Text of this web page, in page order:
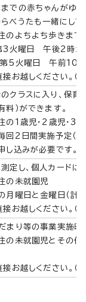
での赤ちゃんがゆ
べうたも一緒にして
のよちよち歩きま
第3火曜日 午
曜日 午前10時30
接お越しください。（
クラスに入り、保育
料）ができます。
の1歳児・2歳児・3
回2日間実施予定（
し込みが必要です。
定し、個人カードに
の未就園児
月曜日と金曜日（
接お越しください。（
まり等の事業実施時
の未就園児とその
接お越しください。（